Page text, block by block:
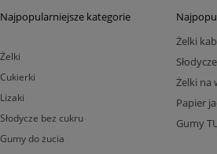
Najpopularniejsze kategorie
Żelki
Cukierki
Lizaki
Słodycze bez cukru
Gumy do żucia
Żelki
Żelki na
Papier
Gumy